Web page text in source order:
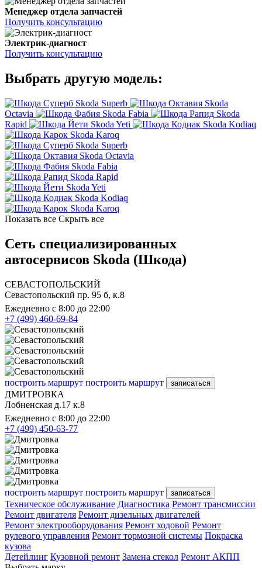
Менеджер отдела запчастей
Получить консультацию
Электрик-диагност
Получить консультацию
Выбрать другую модель:
Skoda Superb
Skoda
Octavia
Skoda Fabia
Skoda
Rapid
Skoda Yeti
Skoda Kodiaq
Skoda Karoq
Skoda Superb
Skoda Octavia
Skoda Fabia
Skoda Rapid
Skoda Yeti
Skoda Kodiaq
Skoda Karoq
Показать все Скрыть все
Сеть специализированных
автосервисов Skoda (Шкода)
СЕВАСТОПОЛЬСКИЙ
Севастопольский пр. 95 б, к.8
Ежедневно с 8:00 до 22:00
+7 (499) 460-69-84
построить маршрут построить маршрут записаться
ДМИТРОВКА
Лобненская д.17 к.8
Ежедневно с 8:00 до 22:00
+7 (499) 450-63-77
построить маршрут построить маршрут записаться
Техническое обслуживание Диагностика Ремонт трансмиссии
Ремонт двигателя Ремонт дизельных двигателей
Ремонт электрооборудования Ремонт ходовой Ремонт
рулевого управления Ремонт тормозной системы Покраска
кузова
Детейлинг Кузовной ремонт Замена стекол Ремонт АКПП